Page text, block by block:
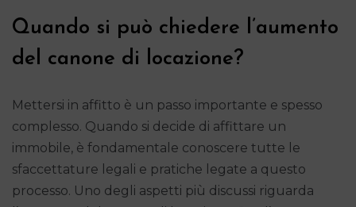
Quando si può chiedere l’aumento
del canone di locazione?
Mettersi in affitto è un passo importante e spesso
complesso. Quando si decide di affittare un
immobile, è fondamentale conoscere tutte le
sfaccettature legali e pratiche legate a questo
processo. Uno degli aspetti più discussi riguarda